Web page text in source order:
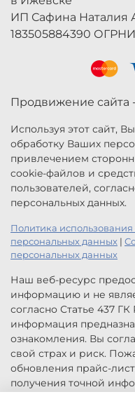
ИП Сафина Наталия
183505884390
Продвижение сайта
Используя этот сайт,
обработку Ваших
привлечением
cookie-файлов и
пользователей,
персональных данных.
Политика
персональных данных |
персональных данных
Наш веб-ресурс
информацию и не
согласно Статье 437
информация
ознакомления. Вы
свой страх и риск.
обновления прайс-
получения точной